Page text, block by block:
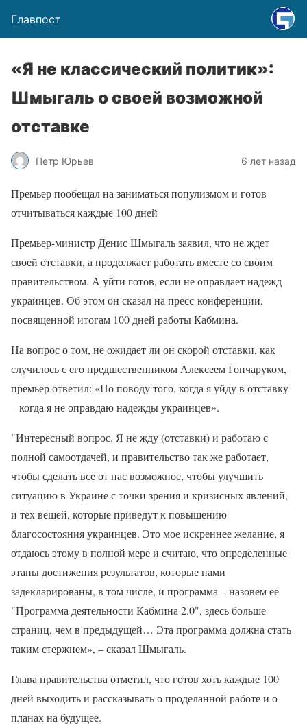
Главпост
«Я не классический политик»:
Шмыгаль о своей возможной
отставке
Петр Юрьев 6 лет назад
Премьер пообещал на заниматься популизмом и готов
отчитываться каждые 100 дней
Премьер-министр Денис Шмыгаль заявил, что не ждет
своей отставки, а продолжает работать вместе со своим
правительством. А уйти готов, если не оправдает надежд
украинцев. Об этом он сказал на пресс-конференции,
посвященной итогам 100 дней работы Кабмина.
На вопрос о том, не ожидает ли он скорой отставки, как
случилось с его предшественником Алексеем Гончаруком,
премьер ответил: «По поводу того, когда я уйду в отставку
– когда я не оправдаю надежды украинцев».
"Интересный вопрос. Я не жду (отставки) и работаю с
полной самоотдачей, и правительство так же работает,
чтобы сделать все от нас возможное, чтобы улучшить
ситуацию в Украине с точки зрения и кризисных явлений,
и тех вещей, которые приведут к повышению
благосостояния украинцев. Это мое искреннее желание, я
отдаюсь этому в полной мере и считаю, что определенные
этапы достижения результатов, которые нами
задекларированы, в том числе, и программа – назовем ее
"Программа деятельности Кабмина 2.0", здесь больше
страниц, чем в предыдущей… Эта программа должна стать
таким стержнем», – сказал Шмыгаль.
Глава правительства отметил, что готов хоть каждые 100
дней выходить и рассказывать о проделанной работе и о
планах на будущее.